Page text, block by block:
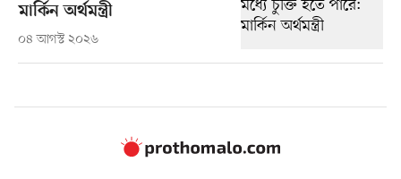
মার্কিন অর্থমন্ত্রী
০৪ আগস্ট ২০২৬